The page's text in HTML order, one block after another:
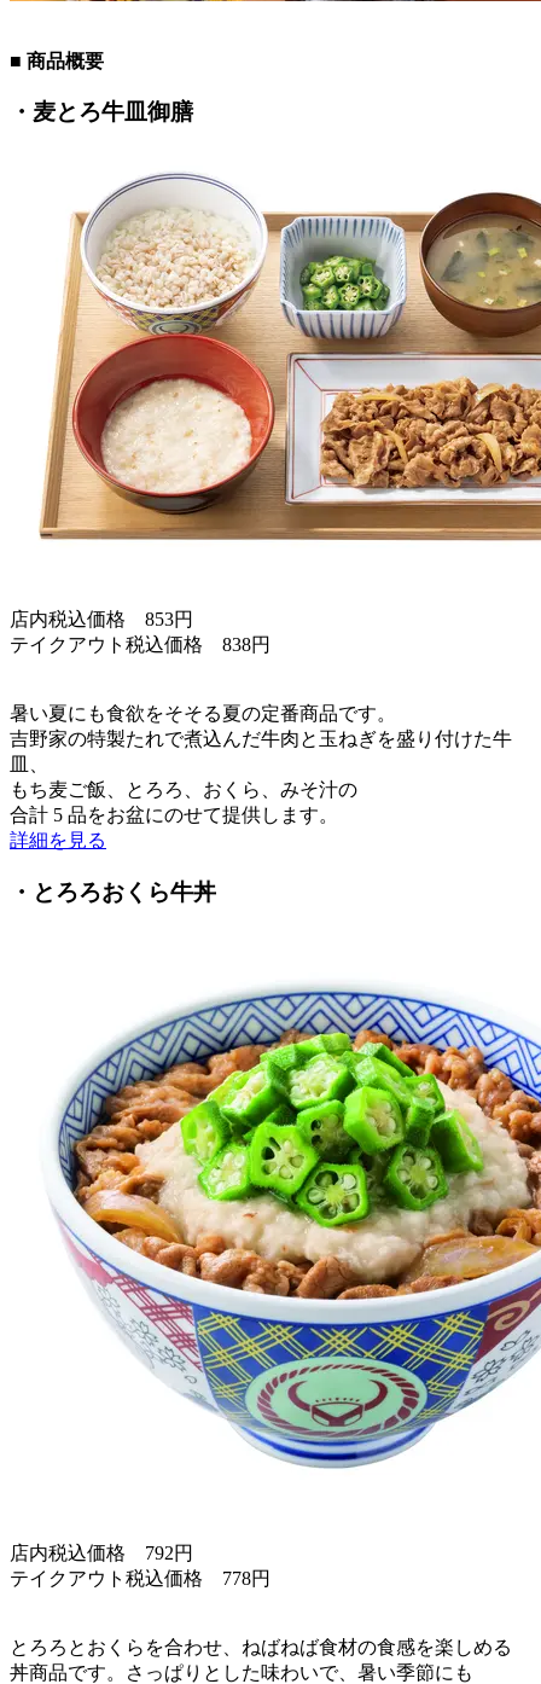
■ 商品概要
・麦とろ牛皿御膳
店内税込価格 853円
テイクアウト税込価格 838円
暑い夏にも食欲をそそる夏の定番商品です。
吉野家の特製たれで煮込んだ牛肉と玉ねぎを盛り付けた牛
皿、
もち麦ご飯、とろろ、おくら、みそ汁の
合計 5 品をお盆にのせて提供します。
詳細を見る
・とろろおくら牛丼
店内税込価格 792円
テイクアウト税込価格 778円
とろろとおくらを合わせ、ねばねば食材の食感を楽しめる
丼商品です。さっぱりとした味わいで、暑い季節にも